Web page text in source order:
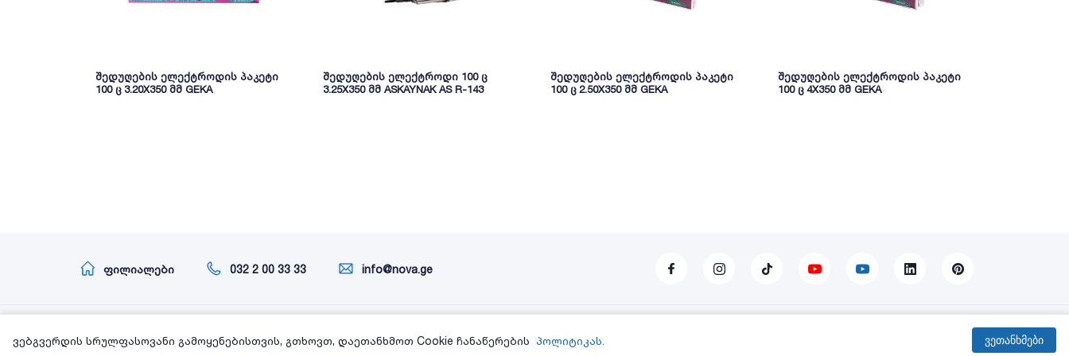
შედუღების ელექტროდის პაკეტი
100 ც 3.20X350 მმ GEKA
შედუღების ელექტროდი 100 ც
3.25X350 მმ ASKAYNAK AS R-143
შედუღების ელექტროდის პაკეტი
100 ც 2.50X350 მმ GEKA
შედუღების ელექტროდის პაკეტი
100 ც 4X350 მმ GEKA
ფილიალები 032 2 00 33 33 info@nova.ge
ინფორმაცია სერთიფიკატები
ვებგვერდის სრულფასოვანი გამოყენებისთვის, გთხოვთ, დაეთანხმოთ Cookie ჩანაწერების პოლიტიკას. ვეთანხმები